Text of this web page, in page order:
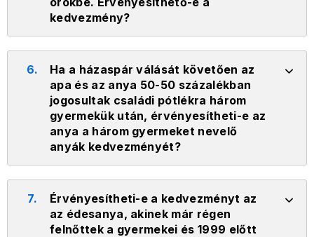
kedvezmény?
6.
Ha a házaspár válását követően az
apa és az anya 50-50 százalékban
jogosultak családi pótlékra három
gyermekük után, érvényesítheti-e az
anya a három gyermeket nevelő
anyák kedvezményét?
7.
Érvényesítheti-e a kedvezményt az
az édesanya, akinek már régen
felnőttek a gyermekei és 1999 előtt